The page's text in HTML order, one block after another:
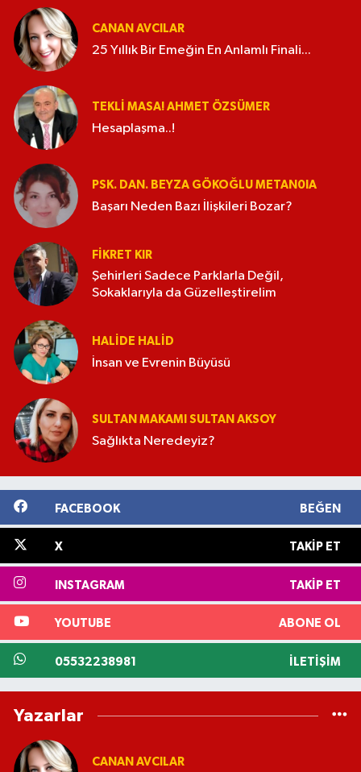
CANAN AVCILAR
25 Yıllık Bir Emeğin En Anlamlı Finali...
TEKLI MASA! AHMET ÖZSÜMER
Hesaplaşma..!
PSK. DAN. BEYZA GÖKOĞLU METAN0IA
Başarı Neden Bazı İlişkileri Bozar?
FIKRET KIR
Şehirleri Sadece Parklarla Değil,
Sokaklarıyla da Güzelleştirelim
HALIDE HALID
İnsan ve Evrenin Büyüsü
SULTAN MAKAMI SULTAN AKSOY
Sağlıkta Neredeyiz?
FACEBOOK BEĞEN
X TAKIP ET
INSTAGRAM TAKIP ET
YOUTUBE ABONE OL
05532238981 İLETIŞIM
Yazarlar
CANAN AVCILAR